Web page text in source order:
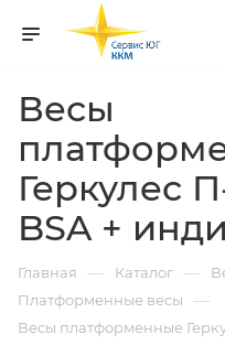
Весы
Геркулес
BSA +
Главная — Каталог —
Платформенные весы —
Весы платформенные